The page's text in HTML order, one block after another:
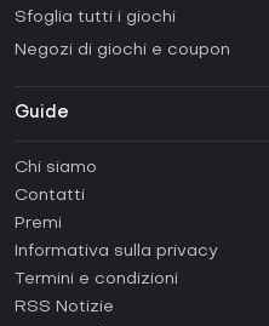
Sfoglia tutti i giochi
Negozi di giochi e coupon
Guide
Come attivare una Steam CD
Come attivare una Epic
Come attivare una GOG CD
Come attivare una Ubisoft
Chi siamo
Contatti
Premi
Informativa sulla privacy
Termini e condizioni
RSS Notizie